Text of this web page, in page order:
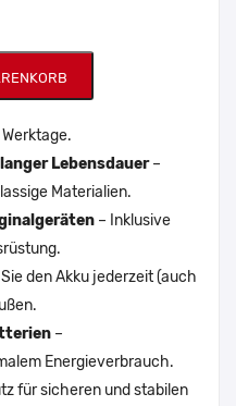
Lebensdauer–
Materialien.
– Inklusive
den Akku jederzeit (auch
–
Energieverbrauch.
für sicheren und stabilen